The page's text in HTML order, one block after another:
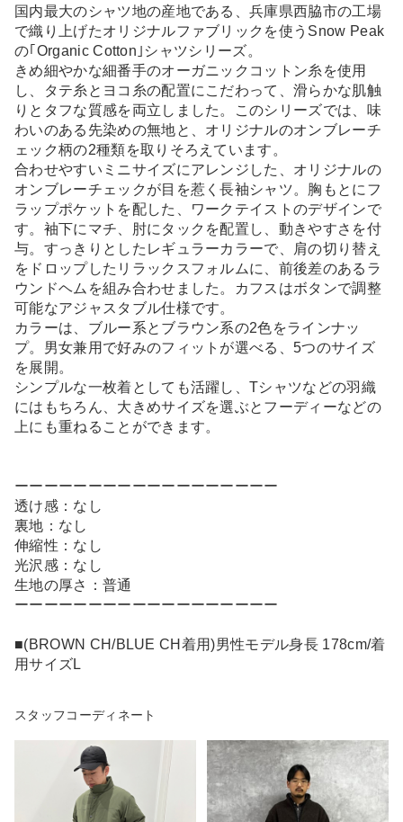
国内最大のシャツ地の産地である、兵庫県西脇市の工場
で織り上げたオリジナルファブリックを使うSnow Peak
の｢Organic Cotton｣シャツシリーズ。
きめ細やかな細番手のオーガニックコットン糸を使用
し、タテ糸とヨコ糸の配置にこだわって、滑らかな肌触
りとタフな質感を両立しました。このシリーズでは、味
わいのある先染めの無地と、オリジナルのオンブレーチ
ェック柄の2種類を取りそろえています。
合わせやすいミニサイズにアレンジした、オリジナルの
オンブレーチェックが目を惹く長袖シャツ。胸もとにフ
ラップポケットを配した、ワークテイストのデザインで
す。袖下にマチ、肘にタックを配置し、動きやすさを付
与。すっきりとしたレギュラーカラーで、肩の切り替え
をドロップしたリラックスフォルムに、前後差のあるラ
ウンドヘムを組み合わせました。カフスはボタンで調整
可能なアジャスタブル仕様です。
カラーは、ブルー系とブラウン系の2色をラインナッ
プ。男女兼用で好みのフィットが選べる、5つのサイズ
を展開。
シンプルな一枚着としても活躍し、Tシャツなどの羽織
にはもちろん、大きめサイズを選ぶとフーディーなどの
上にも重ねることができます。
ーーーーーーーーーーーーーーーーーー
透け感：なし
裏地：なし
伸縮性：なし
光沢感：なし
生地の厚さ：普通
ーーーーーーーーーーーーーーーーーー
■(BROWN CH/BLUE CH着用)男性モデル身長 178cm/着
用サイズL
スタッフコーディネート